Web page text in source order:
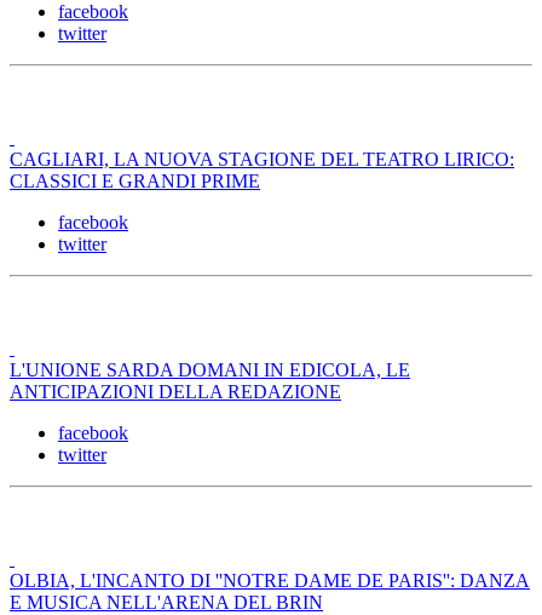
facebook
twitter
CAGLIARI, LA NUOVA STAGIONE DEL TEATRO LIRICO:
CLASSICI E GRANDI PRIME
facebook
twitter
L'UNIONE SARDA DOMANI IN EDICOLA, LE
ANTICIPAZIONI DELLA REDAZIONE
facebook
twitter
OLBIA, L'INCANTO DI ''NOTRE DAME DE PARIS'': DANZA
E MUSICA NELL'ARENA DEL BRIN